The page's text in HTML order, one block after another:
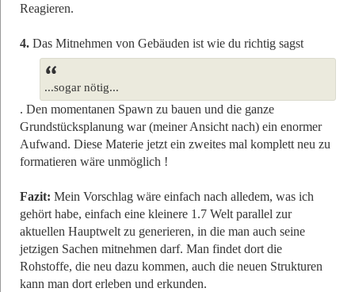
Reagieren.
4. Das Mitnehmen von Gebäuden ist wie du richtig sagst
...sogar nötig...
. Den momentanen Spawn zu bauen und die ganze
Grundstücksplanung war (meiner Ansicht nach) ein enormer
Aufwand. Diese Materie jetzt ein zweites mal komplett neu zu
formatieren wäre unmöglich !
Fazit: Mein Vorschlag wäre einfach nach alledem, was ich
gehört habe, einfach eine kleinere 1.7 Welt parallel zur
aktuellen Hauptwelt zu generieren, in die man auch seine
jetzigen Sachen mitnehmen darf. Man findet dort die
Rohstoffe, die neu dazu kommen, auch die neuen Strukturen
kann man dort erleben und erkunden.